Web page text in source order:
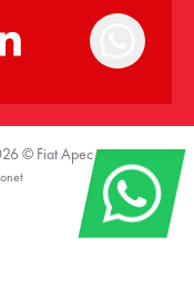
© Fiat Apec